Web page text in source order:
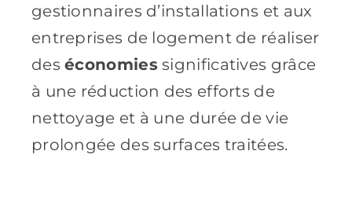
gestionnaires d’installations et aux
entreprises de logement de réaliser
deséconomies significatives grâce
à une réduction des efforts de
nettoyage et à une durée de vie
prolongée des surfaces traitées.